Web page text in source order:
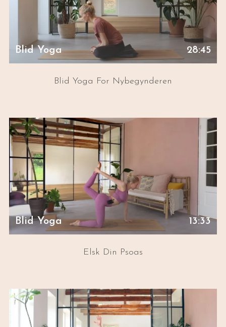
Blid Yoga 28:45
Blid Yoga For Nybegynderen
Blid Yoga 13:33
Elsk Din Psoas